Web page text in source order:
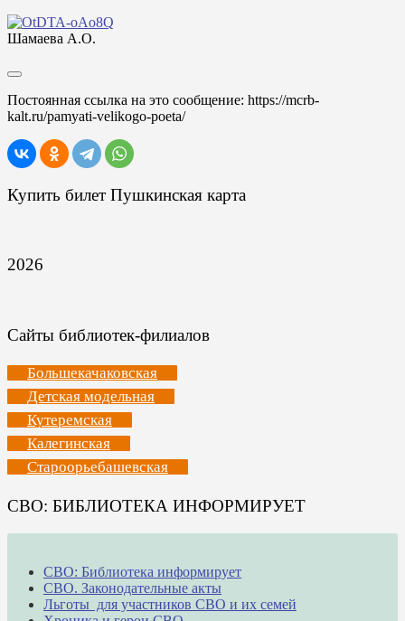
Шамаева А.О.
Постоянная ссылка на это сообщение: https://mcrb-
kalt.ru/pamyati-velikogo-poeta/
Купить билет Пушкинская карта
2026
Сайты библиотек-филиалов
Большекачаковская
Детская модельная
Кутеремская
Калегинская
Староорьебашевская
СВО: БИБЛИОТЕКА ИНФОРМИРУЕТ
СВО: Библиотека информирует
СВО. Законодательные акты
Льготы для участников СВО и их семей